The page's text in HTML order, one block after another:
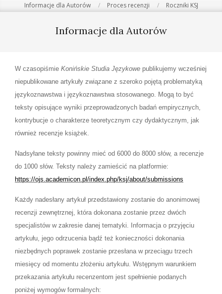
Informacje dla Autorów Proces recenzji Roczniki KSJ
Informacje dla Autorów
W czasopiśmie Konińskie Studia Językowe publikujemy wcześniej
niepublikowane artykuły związane z szeroko pojętą problematyką
językoznawstwa i językoznawstwa stosowanego. Mogą to być
teksty opisujące wyniki przeprowadzonych badań empirycznych,
kontrybucje o charakterze teoretycznym czy dydaktycznym, jak
również recenzje książek.
Nadsyłane teksty powinny mieć od 6000 do 8000 słów, a recenzje
do 1000 słów. Teksty należy zamieścić na platformie:
https://ojs.academicon.pl/index.php/ksj/about/submissions
Każdy nadesłany artykuł przedstawiony zostanie do anonimowej
recenzji zewnętrznej, która dokonana zostanie przez dwóch
specjalistów w zakresie danej tematyki. Informacja o przyjęciu
artykułu, jego odrzucenia bądź też konieczności dokonania
niezbędnych poprawek zostanie przesłana w przeciągu trzech
miesięcy od momentu złożeniu artykułu. Wstępnym warunkiem
przekazania artykułu recenzentom jest spełnienie podanych
poniżej wymogów formalnych: